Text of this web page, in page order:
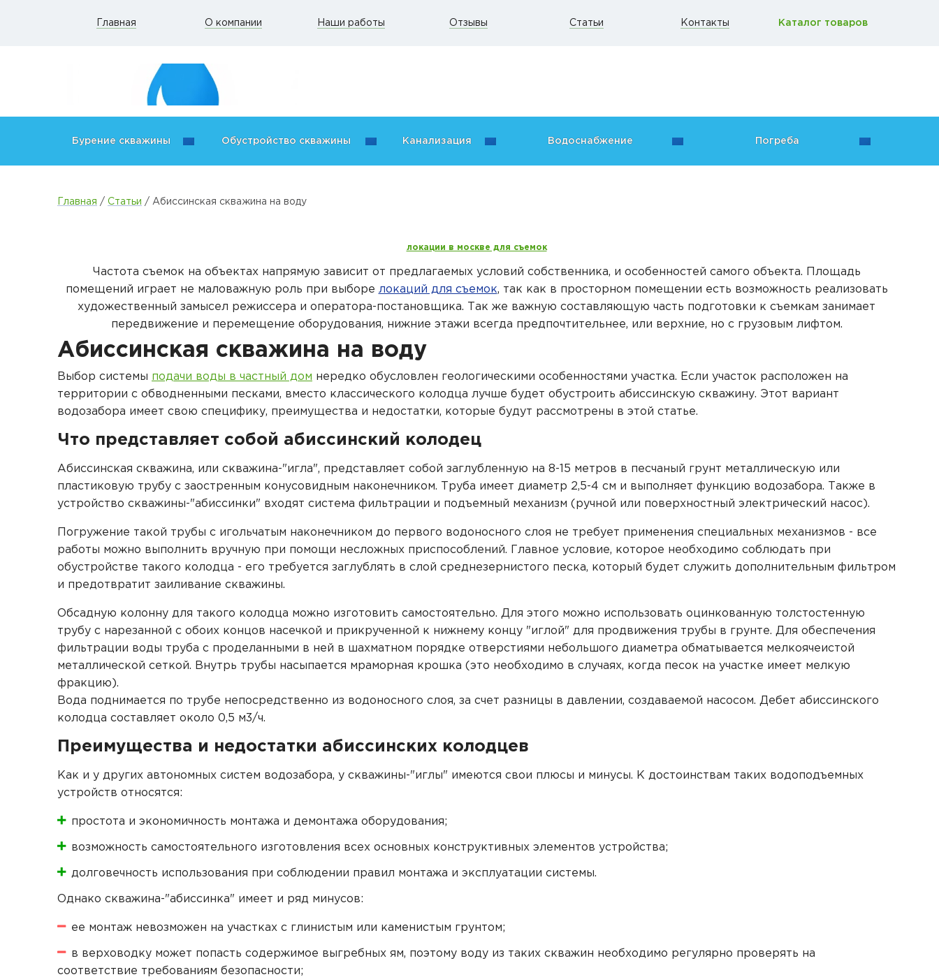
Бурение скважины Обустройство скважины Канализация Водоснабжение Погреба
Главная О компании Наши работы Отзывы Статьи Контакты Каталог товаров
Главная / Статьи / Абиссинская скважина на воду
локации в москве для съемок
Частота съемок на объектах напрямую зависит от предлагаемых условий собственника, и особенностей самого объекта. Площадь
помещений играет не маловажную роль при выборе локаций для съемок, так как в просторном помещении есть возможность реализовать
художественный замысел режиссера и оператора-постановщика. Так же важную составляющую часть подготовки к съемкам занимает
передвижение и перемещение оборудования, нижние этажи всегда предпочтительнее, или верхние, но с грузовым лифтом.
Абиссинская скважина на воду
Выбор системы подачи воды в частный дом нередко обусловлен геологическими особенностями участка. Если участок расположен на
территории с обводненными песками, вместо классического колодца лучше будет обустроить абиссинскую скважину. Этот вариант
водозабора имеет свою специфику, преимущества и недостатки, которые будут рассмотрены в этой статье.
Что представляет собой абиссинский колодец
Абиссинская скважина, или скважина-"игла", представляет собой заглубленную на 8-15 метров в песчаный грунт металлическую или
пластиковую трубу с заостренным конусовидным наконечником. Труба имеет диаметр 2,5-4 см и выполняет функцию водозабора. Также в
устройство скважины-"абиссинки" входят система фильтрации и подъемный механизм (ручной или поверхностный электрический насос).
Погружение такой трубы с игольчатым наконечником до первого водоносного слоя не требует применения специальных механизмов - все
работы можно выполнить вручную при помощи несложных приспособлений. Главное условие, которое необходимо соблюдать при
обустройстве такого колодца - его требуется заглублять в слой среднезернистого песка, который будет служить дополнительным фильтром
и предотвратит заиливание скважины.
Обсадную колонну для такого колодца можно изготовить самостоятельно. Для этого можно использовать оцинкованную толстостенную
трубу с нарезанной с обоих концов насечкой и прикрученной к нижнему концу "иглой" для продвижения трубы в грунте. Для обеспечения
фильтрации воды труба с проделанными в ней в шахматном порядке отверстиями небольшого диаметра обматывается мелкоячеистой
металлической сеткой. Внутрь трубы насыпается мраморная крошка (это необходимо в случаях, когда песок на участке имеет мелкую
фракцию).
Вода поднимается по трубе непосредственно из водоносного слоя, за счет разницы в давлении, создаваемой насосом. Дебет абиссинского
колодца составляет около 0,5 м3/ч.
Преимущества и недостатки абиссинских колодцев
Как и у других автономных систем водозабора, у скважины-"иглы" имеются свои плюсы и минусы. К достоинствам таких водоподъемных
устройств относятся:
простота и экономичность монтажа и демонтажа оборудования;
возможность самостоятельного изготовления всех основных конструктивных элементов устройства;
долговечность использования при соблюдении правил монтажа и эксплуатации системы.
Однако скважина-"абиссинка" имеет и ряд минусов:
ее монтаж невозможен на участках с глинистым или каменистым грунтом;
в верховодку может попасть содержимое выгребных ям, поэтому воду из таких скважин необходимо регулярно проверять на
соответствие требованиям безопасности;